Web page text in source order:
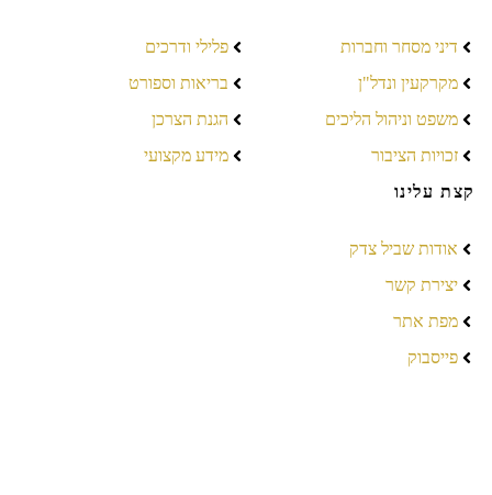
דיני מסחר וחברות
מקרקעין ונדל"ן
משפט וניהול הליכים
זכויות הציבור
פלילי ודרכים
בריאות וספורט
הגנת הצרכן
מידע מקצועי
קצת עלינו
אודות שביל צדק
יצירת קשר
מפת אתר
פייסבוק